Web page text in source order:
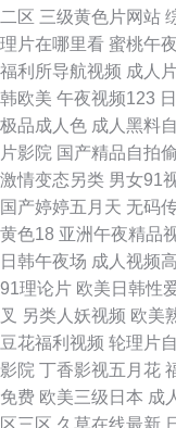
二区 三级黄色片网站
理片在哪里看 蜜桃午
福利所导航视频 成人
韩欧美 午夜视频123
极品成人色 成人黑料
片影院 国产精品自拍
激情变态另类 男女91
国产婷婷五月天 无码
黄色18 亚洲午夜精品
日韩午夜场 成人视频
91理论片 欧美日韩性
叉 另类人妖视频 欧美
豆花福利视频 轮理片
影院 丁香影视五月花
免费 欧美三级日本 成
区三区 久草在线最新